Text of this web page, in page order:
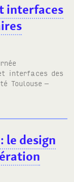
interfaces
interfaces des
Toulouse –
: le design